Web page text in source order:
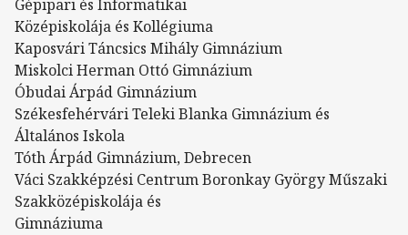
Gépipari és Informatikai
Középiskolája és Kollégiuma
Kaposvári Táncsics Mihály Gimnázium
Miskolci Herman Ottó Gimnázium
Óbudai Árpád Gimnázium
Székesfehérvári Teleki Blanka Gimnázium és
Általános Iskola
Tóth Árpád Gimnázium, Debrecen
Váci Szakképzési Centrum Boronkay György Műszaki
Szakközépiskolája és
Gimnáziuma